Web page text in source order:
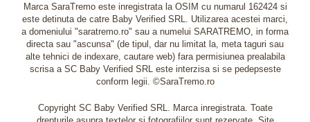
Marca SaraTremo este inregistrata la OSIM cu numarul 162424 si
este detinuta de catre Baby Verified SRL. Utilizarea acestei marci,
a domeniului "saratremo.ro" sau a numelui SARATREMO, in forma
directa sau "ascunsa" (de tipul, dar nu limitat la, meta taguri sau
alte tehnici de indexare, cautare web) fara permisiunea prealabila
scrisa a SC Baby Verified SRL este interzisa si se pedepseste
conform legii. ©SaraTremo.ro
Copyright SC Baby Verified SRL. Marca inregistrata. Toate